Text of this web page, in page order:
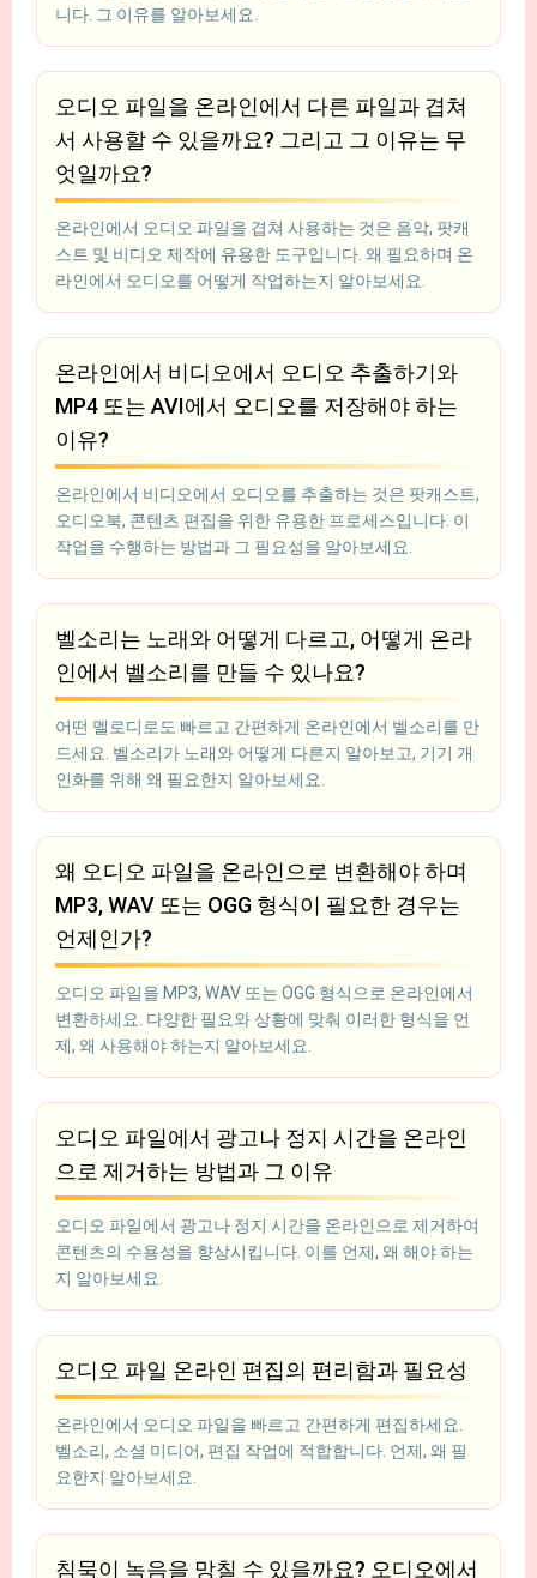
니다. 그 이유를 알아보세요.
오디오 파일을 온라인에서 다른 파일과 겹쳐
서 사용할 수 있을까요? 그리고 그 이유는 무
엇일까요?
온라인에서 오디오 파일을 겹쳐 사용하는 것은 음악, 팟캐
스트 및 비디오 제작에 유용한 도구입니다. 왜 필요하며 온
라인에서 오디오를 어떻게 작업하는지 알아보세요.
온라인에서 비디오에서 오디오 추출하기와
MP4 또는 AVI에서 오디오를 저장해야 하는
이유?
온라인에서 비디오에서 오디오를 추출하는 것은 팟캐스트,
오디오북, 콘텐츠 편집을 위한 유용한 프로세스입니다. 이
작업을 수행하는 방법과 그 필요성을 알아보세요.
벨소리는 노래와 어떻게 다르고, 어떻게 온라
인에서 벨소리를 만들 수 있나요?
어떤 멜로디로도 빠르고 간편하게 온라인에서 벨소리를 만
드세요. 벨소리가 노래와 어떻게 다른지 알아보고, 기기 개
인화를 위해 왜 필요한지 알아보세요.
왜 오디오 파일을 온라인으로 변환해야 하며
MP3, WAV 또는 OGG 형식이 필요한 경우는
언제인가?
오디오 파일을 MP3, WAV 또는 OGG 형식으로 온라인에서
변환하세요. 다양한 필요와 상황에 맞춰 이러한 형식을 언
제, 왜 사용해야 하는지 알아보세요.
오디오 파일에서 광고나 정지 시간을 온라인
으로 제거하는 방법과 그 이유
오디오 파일에서 광고나 정지 시간을 온라인으로 제거하여
콘텐츠의 수용성을 향상시킵니다. 이를 언제, 왜 해야 하는
지 알아보세요.
오디오 파일 온라인 편집의 편리함과 필요성
온라인에서 오디오 파일을 빠르고 간편하게 편집하세요.
벨소리, 소셜 미디어, 편집 작업에 적합합니다. 언제, 왜 필
요한지 알아보세요.
침묵이 녹음을 망칠 수 있을까요? 오디오에서